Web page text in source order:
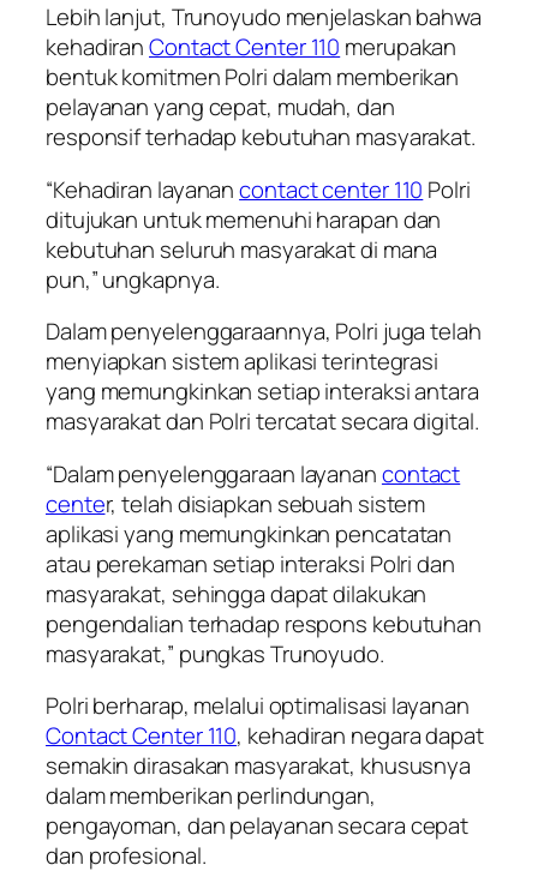
Lebih lanjut, Trunoyudo menjelaskan bahwa
kehadiranContact Center 110 merupakan
bentuk komitmen Polri dalam memberikan
pelayanan yang cepat, mudah, dan
responsif terhadap kebutuhan masyarakat.
“Kehadiran layanancontact center 110 Polri
ditujukan untuk memenuhi harapan dan
kebutuhan seluruh masyarakat di mana
pun,” ungkapnya.
Dalam penyelenggaraannya, Polri juga telah
menyiapkan sistem aplikasi terintegrasi
yang memungkinkan setiap interaksi antara
masyarakat dan Polri tercatat secara digital.
“Dalam penyelenggaraan layanancontact
center, telah disiapkan sebuah sistem
aplikasi yang memungkinkan pencatatan
atau perekaman setiap interaksi Polri dan
masyarakat, sehingga dapat dilakukan
pengendalian terhadap respons kebutuhan
masyarakat,” pungkas Trunoyudo.
Polri berharap, melalui optimalisasi layanan
Contact Center 110, kehadiran negara dapat
semakin dirasakan masyarakat, khususnya
dalam memberikan perlindungan,
pengayoman, dan pelayanan secara cepat
dan profesional.